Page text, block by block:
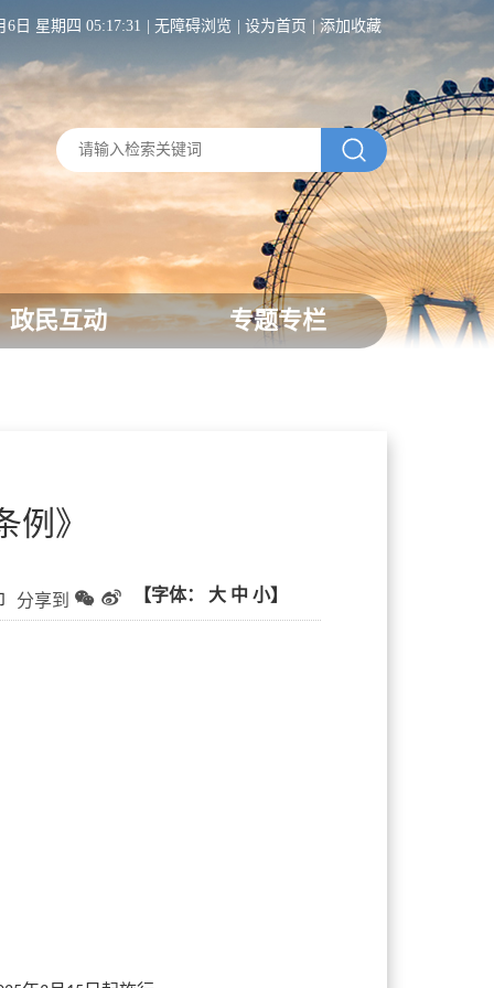
6日 星期四 05:17:32 无障碍浏览 设为首页 添加收藏
政民互动 专题专栏
》
【字体： 大 中 小】
分享到